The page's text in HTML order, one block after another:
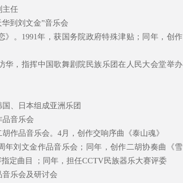
主任
到刘文金”音乐会
》。1991年，获国务院政府特殊津贴；同年，创作
华，指挥中国歌舞剧院民族乐团在人民大会堂举办
、日本组成亚洲乐团
品音乐会
作品音乐会。4月，创作交响序曲《泰山魂》
年刘文金作品音乐会；同年，创作二胡协奏曲《雪
定曲目 ；同年，担任CCTV民族器乐大赛评委
音乐会及研讨会